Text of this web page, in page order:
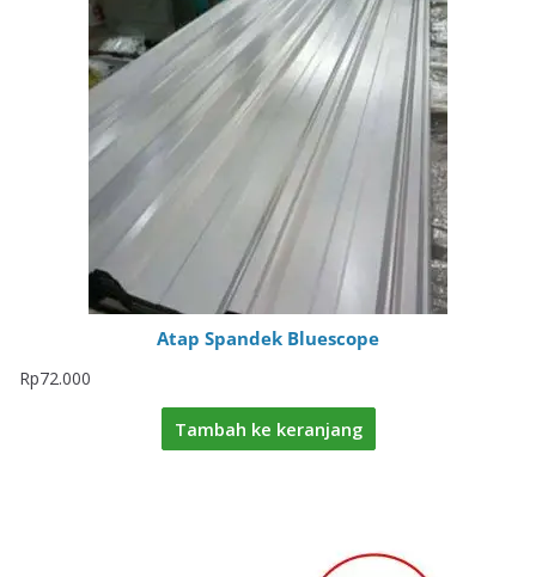
Atap Spandek Bluescope
Rp72.000
Tambah ke keranjang